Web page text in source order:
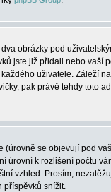
obrázky pod
jste již přidali nebo vaší
uživatele. Záleží
pak právě tehdy toto
se objevují pod
úrovní k rozlišení počtu
vzhled. Prosím,
příspěvků snížit.